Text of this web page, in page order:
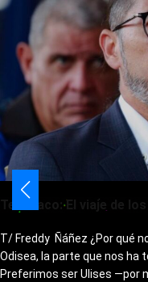
Telémaco: El viaje de los
T/ Freddy Ñáñez ¿Por qué
Odisea, la parte que nos ha
Preferimos ser Ulises —por